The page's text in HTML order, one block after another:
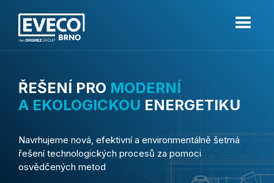
ŘEŠENÍ PRO MODERNÍ
A EKOLOGICKOU ENERGETIKU
Navrhujeme nová, efektivní a environmentálně šetrná
řešení technologických procesů za pomoci
osvědčených metod